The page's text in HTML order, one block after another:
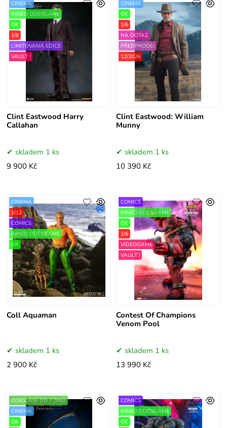
Clint Eastwood Harry
Callahan
CINEMA
IHNED ODESÍLÁME
OK
1/6
LIMITOVANÁ EDICE
VAULT !
skladem 1 ks
9 900 Kč
Clint Eastwood: William
Munny
CINEMA
OK
1/6
NA DOTAZ
PŘEDPRODEJ
12/2026
skladem 1 ks
10 390 Kč
Coll Aquaman
CINEMA
1/12
COMICS
IHNED ODESÍLÁME
OK
skladem 1 ks
2 900 Kč
Contest Of Champions
Venom Pool
COMICS
IHNED ODESÍLÁME
OK
1/6
VIDEOGAME
VAULT !
skladem 1 ks
13 990 Kč
ODESLÁNÍ DO 7 DNŮ
CINEMA
OK
COMICS
IHNED ODESÍLÁME
OK